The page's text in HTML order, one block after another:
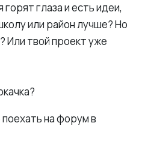
глаза и есть идеи,
или район лучше? Но
Или твой проект уже
на форум в